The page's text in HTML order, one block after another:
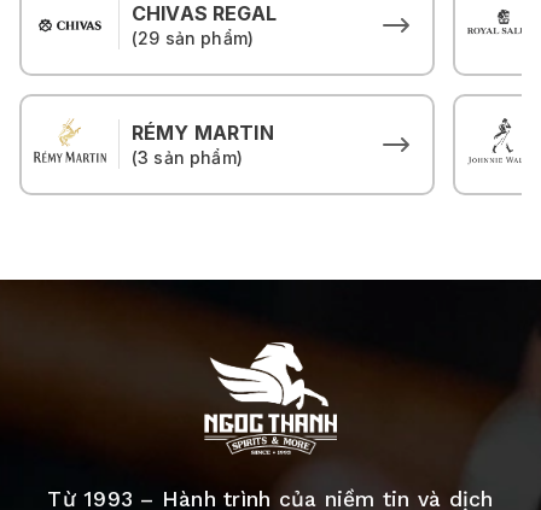
CHIVAS REGAL
(29 sản phẩm)
RÉMY MARTIN
(3 sản phẩm)
Từ 1993 – Hành trình của niềm tin và dịch